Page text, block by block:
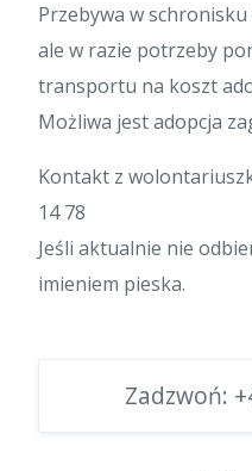
Przebywa w
ale w razie potrzeby
transportu na koszt
Możliwa jest adopcja
Kontakt z
14 78
Jeśli aktualnie nie
imieniem pieska.
Zadzwoń: